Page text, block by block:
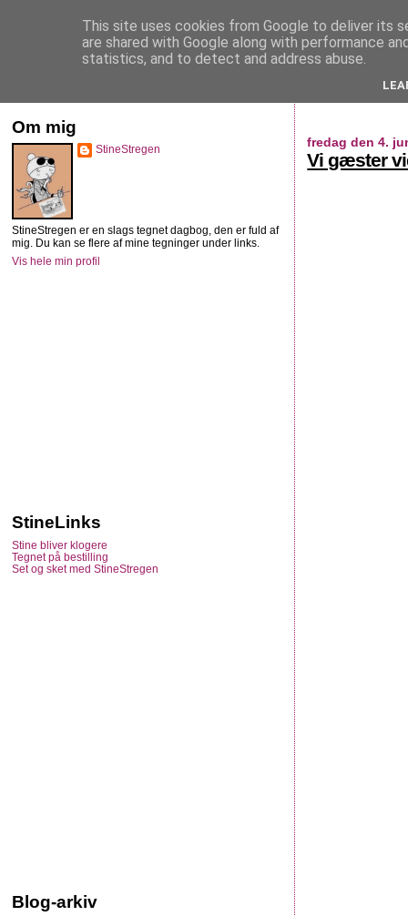
StineStregen
fredag den 4.
Vi gæster
Om mig
StineStregen
StineStregen er en slags tegnet dagbog, den er fuld af
mig. Du kan se flere af mine tegninger under links.
Vis hele min profil
StineLinks
Stine bliver klogere
Tegnet på bestilling
Set og sket med StineStregen
Blog-arkiv
This site uses cookies from Google to deliver its
are shared with Google along with performance
statistics, and to detect and address abuse.